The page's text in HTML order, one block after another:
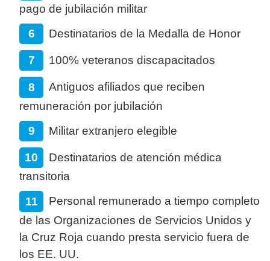
pago de jubilación militar
Destinatarios de la Medalla de Honor
100% veteranos discapacitados
Antiguos afiliados que reciben
remuneración por jubilación
Militar extranjero elegible
Destinatarios de atención médica
transitoria
Personal remunerado a tiempo completo
de las Organizaciones de Servicios Unidos y
la Cruz Roja cuando presta servicio fuera de
los EE. UU.